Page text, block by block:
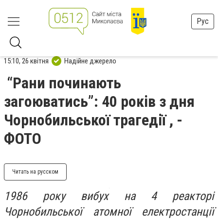
Рус
15:10, 26 квітня Надійне джерело
“Рани починають
загоюватись”: 40 років з дня
Чорнобильської трагедії , -
ФОТО
Читать на русском
1986 року вибух на 4 реакторі
Чорнобильської атомної електростанції